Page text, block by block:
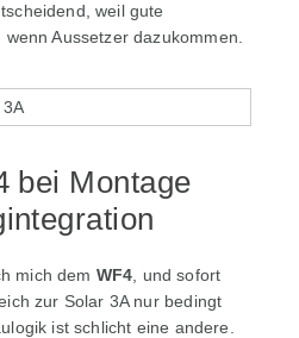
weil gute
Aussetzer dazukommen.
bei Montage
mich dem WF4 , und sofort
zur Solar 3A nur bedingt
ist schlicht eine andere.